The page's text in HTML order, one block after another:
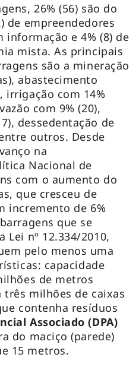
26% (56) são do
de empreendedores
informação e 4% (8) de
mista. As principais
são a mineração
abastecimento
irrigação com 14%
com 9% (20),
dessedentação de
outros. Desde
na
Nacional de
com o aumento do
que cresceu de
incremento de 6%
que se
Lei nº 12.334/2010,
pelo menos uma
capacidade
de metros
três milhões de caixas
contenha resíduos
Associado (DPA)
do maciço (parede)
15 metros.